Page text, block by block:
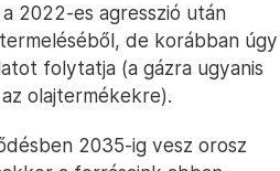
2022-es agresszió után
de korábban úgy
folytatja (a gázra ugyanis
olajtermékekre).
2035-ig vesz orosz